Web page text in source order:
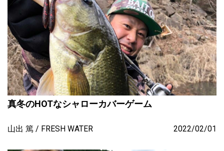
真冬のHOTなシャローカバーゲーム
山出 篤 FRESH WATER 2022/02/01